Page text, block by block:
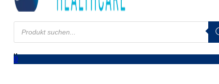
Products
search
0